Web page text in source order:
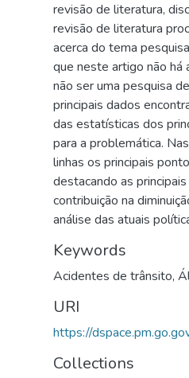
revisão de literatura,
revisão de literatura
acerca do tema
que neste artigo não há
não ser uma pesquisa
principais dados
das estatísticas dos
para a problemática.
linhas os principais
destacando as
contribuição na
análise das atuais
Keywords
Acidentes de trânsito,
URI
https://
Collections